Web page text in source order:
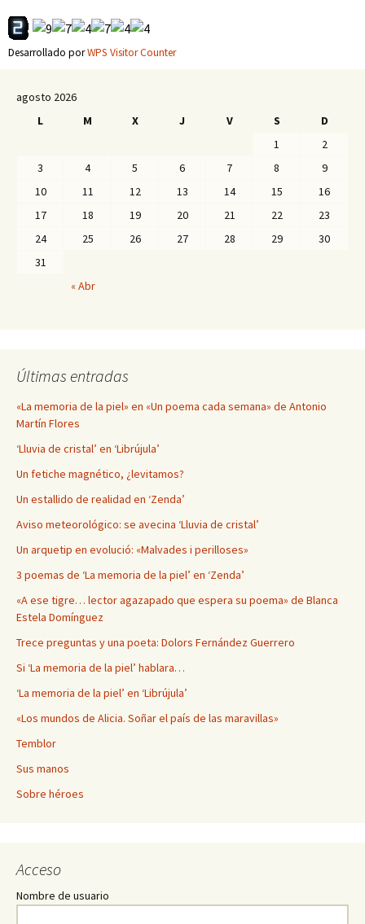
Desarrollado porWPS Visitor Counter
agosto 2026
L
M X J V S
D
1
2
3
4 5 6 7 8
9
10
11 12 13 14 15
16
17
18 19 20 21 22
23
24
25 26 27 28 29
30
31
« Abr
Últimas entradas
«La memoria de la piel» en «Un poema cada semana» de Antonio
Martín Flores
‘Lluvia de cristal’ en ‘Librújula’
Un fetiche magnético, ¿levitamos?
Un estallido de realidad en ‘Zenda’
Aviso meteorológico: se avecina ‘Lluvia de cristal’
Un arquetip en evolució: «Malvades i perilloses»
3 poemas de ‘La memoria de la piel’ en ‘Zenda’
«A ese tigre… lector agazapado que espera su poema» de Blanca
Estela Domínguez
Trece preguntas y una poeta: Dolors Fernández Guerrero
Si ‘La memoria de la piel’ hablara…
‘La memoria de la piel’ en ‘Librújula’
«Los mundos de Alicia. Soñar el país de las maravillas»
Temblor
Sus manos
Sobre héroes
Acceso
Nombre de usuario